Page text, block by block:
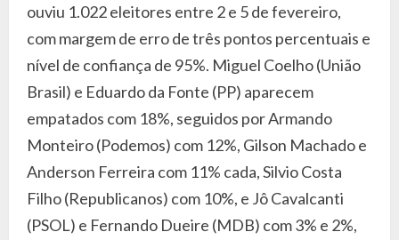
ouviu 1.022 eleitores entre 2 e 5 de fevereiro,
com margem de erro de três pontos percentuais e
nível de confiança de 95%. Miguel Coelho (União
Brasil) e Eduardo da Fonte (PP) aparecem
empatados com 18%, seguidos por Armando
Monteiro (Podemos) com 12%, Gilson Machado e
Anderson Ferreira com 11% cada, Silvio Costa
Filho (Republicanos) com 10%, e Jô Cavalcanti
(PSOL) e Fernando Dueire (MDB) com 3% e 2%,